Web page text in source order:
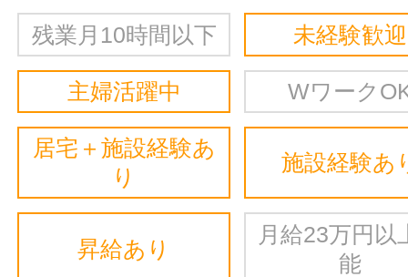
残業月10時間以下 未経験歓迎
主婦活躍中 Wワーク
居宅＋施設経験あ
り
施設経験あ
昇給あり
月給23万円以
能